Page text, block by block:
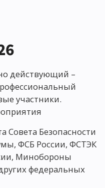
действующий –
участники.
Совета Безопасности
ФСБ России, ФСТЭК
Минобороны
федеральных